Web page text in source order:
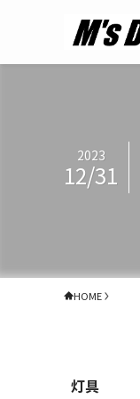
2023
12/31
HOME
灯具